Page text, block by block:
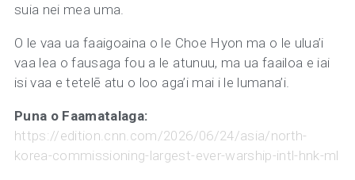
suia nei mea uma.
O le vaa ua faaigoaina o le Choe Hyon ma o le ulua’i
vaa lea o fausaga fou a le atunuu, ma ua faailoa e iai
isi vaa e tetelē atu o loo aga’i mai i le lumana’i.
Puna o Faamatalaga:
https://edition.cnn.com/2026/06/24/asia/north-
korea-commissioning-largest-ever-warship-intl-hnk-ml